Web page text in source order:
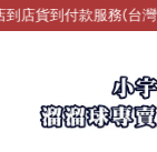
到付款服務(台灣)。